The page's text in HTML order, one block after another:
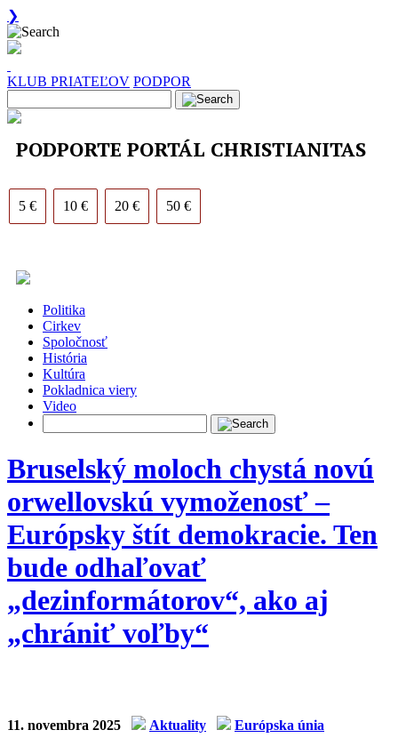
❯
KLUB PRIATEĽOV PODPOR
PODPORTE PORTÁL CHRISTIANITAS
5 € 10 € 20 € 50 €
Politika
Cirkev
Spoločnosť
História
Kultúra
Pokladnica viery
Video
Bruselský moloch chystá novú
orwellovskú vymoženosť –
Európsky štít demokracie. Ten
bude odhaľovať
„dezinformátorov“, ako aj
„chrániť voľby“
11. novembra 2025 Aktuality
Európska únia